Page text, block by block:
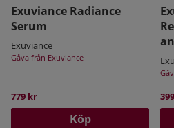
Exuviance Radiance
Serum
Exuviance
Gåva från Exuviance
779 kr
Köp